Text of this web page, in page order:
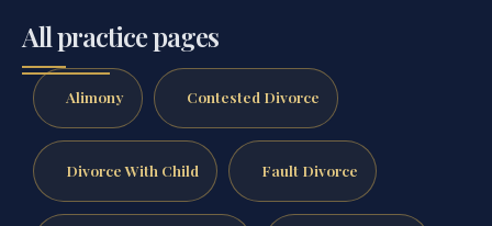
All practice pages
Alimony Contested Divorce
Divorce With Child Fault Divorce